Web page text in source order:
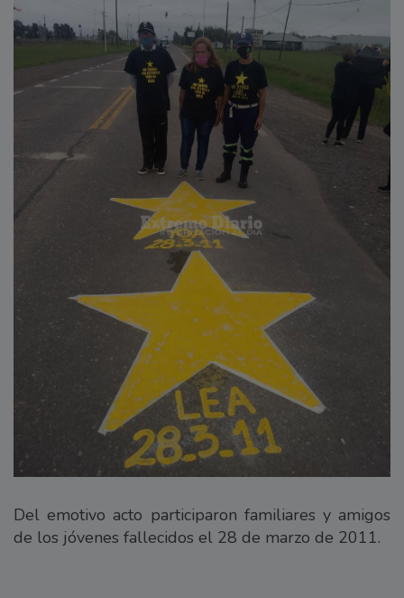
Del emotivo acto participaron familiares y amigos
de los jóvenes fallecidos el 28 de marzo de 2011.